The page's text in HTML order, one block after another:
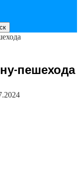
пешехода